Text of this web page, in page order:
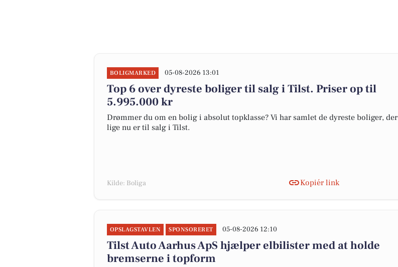
BOLIGMARKED 05-08-2026 13:01
Top 6 over dyreste boliger til salg i Tilst. Priser op til
5.995.000 kr
Drømmer du om en bolig i absolut topklasse? Vi har samlet de dyreste boliger, der
lige nu er til salg i Tilst.
Kilde: Boliga Kopiér link
OPSLAGSTAVLEN SPONSORERET 05-08-2026 12:10
Tilst Auto Aarhus ApS hjælper elbilister med at holde
bremserne i topform